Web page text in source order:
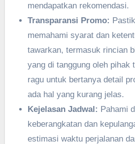
mendapatkan rekomendasi.
Transparansi Promo:
memahami syarat dan
tawarkan, termasuk rincian
yang di tanggung oleh pihak
ragu untuk bertanya detail
ada hal yang kurang jelas.
Kejelasan Jadwal: Pahami
keberangkatan dan
estimasi waktu perjalanan